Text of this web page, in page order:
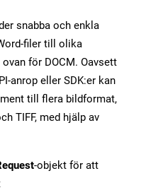
snabba och enkla
filer till olika
för DOCM. Oavsett
anrop eller SDK:er kan
till flera bildformat,
TIFF, med hjälp av
-objekt för att